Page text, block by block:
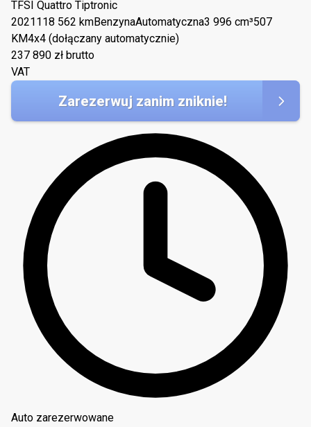
TFSI Quattro Tiptronic
2021 118 562 kmBenzynaAutomatyczna3 996 cm³507
KM4x4 (dołączany automatycznie)
237 890 zł brutto
VAT
Zarezerwuj zanim zniknie!
Auto zarezerwowane